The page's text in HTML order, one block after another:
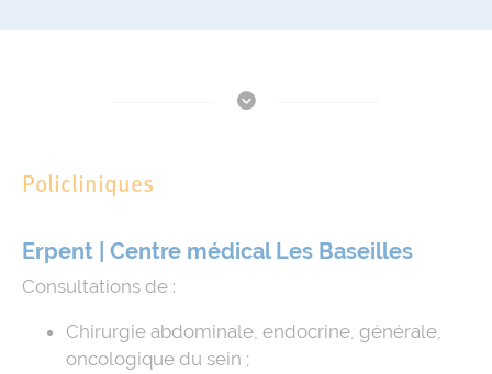
Policliniques
Erpent | Centre médical Les Baseilles
Consultations de :
Chirurgie abdominale, endocrine, générale,
oncologique du sein ;